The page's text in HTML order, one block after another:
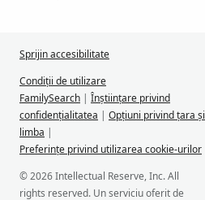
Sprijin accesibilitate
Condiții de utilizare
FamilySearch | Înștiințare privind
confidențialitatea | Opțiuni privind țara și
limba |
Preferințe privind utilizarea cookie-urilor
© 2026 Intellectual Reserve, Inc. All
rights reserved. Un serviciu oferit de